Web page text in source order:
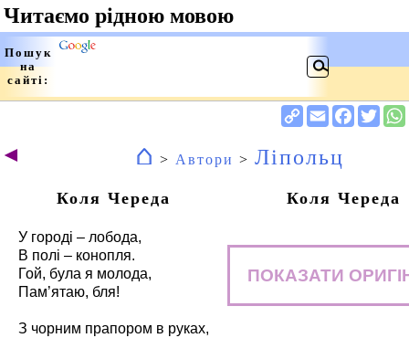
◄ ⌂ > Автори > Ліпольц
Коля Череда
У городі – лобода,
В полі – конопля.
Гой, була я молода,
Пам’ятаю, бля!
З чорним прапором в руках,
Коля Череда
ПОКАЗАТИ